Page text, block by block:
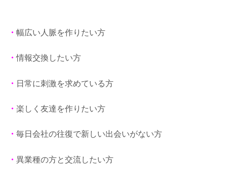
・ 幅広い人脈を作りたい方
・情報交換したい方
・ 日常に刺激を求めている方
・ 楽しく友達を作りたい方
・ 毎日会社の往復で新しい出会いがない方
・ 異業種の方と交流したい方